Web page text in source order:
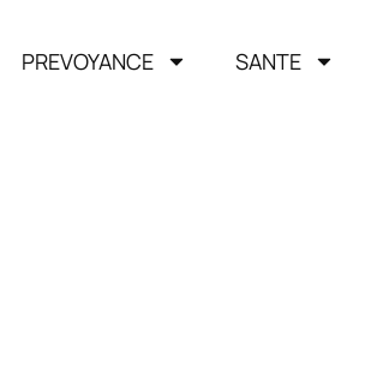
PREVOYANCE SANTE